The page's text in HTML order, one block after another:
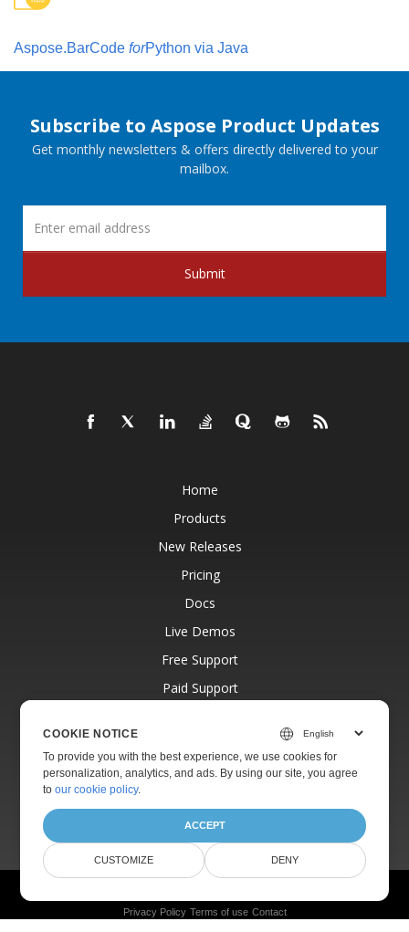
Aspose.BarCode forPython via Java
Subscribe to Aspose Product Updates
Get monthly newsletters & offers directly delivered to your
mailbox.
Submit
Home
Products
New Releases
Pricing
Docs
Live Demos
Free Support
Paid Support
Websites
Privacy Policy Terms of use Contact
COOKIE NOTICE
To provide you with the best experience, we use cookies for
personalization, analytics, and ads. By using our site, you agree
toour cookie policy.
ACCEPT
CUSTOMIZE DENY